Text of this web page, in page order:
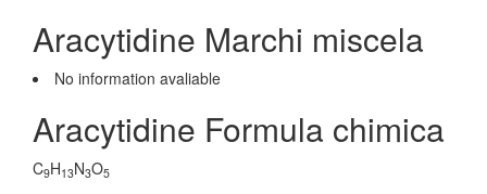
Aracytidine Marchi miscela
No information avaliable
Aracytidine Formula chimica
C9H13N3O5